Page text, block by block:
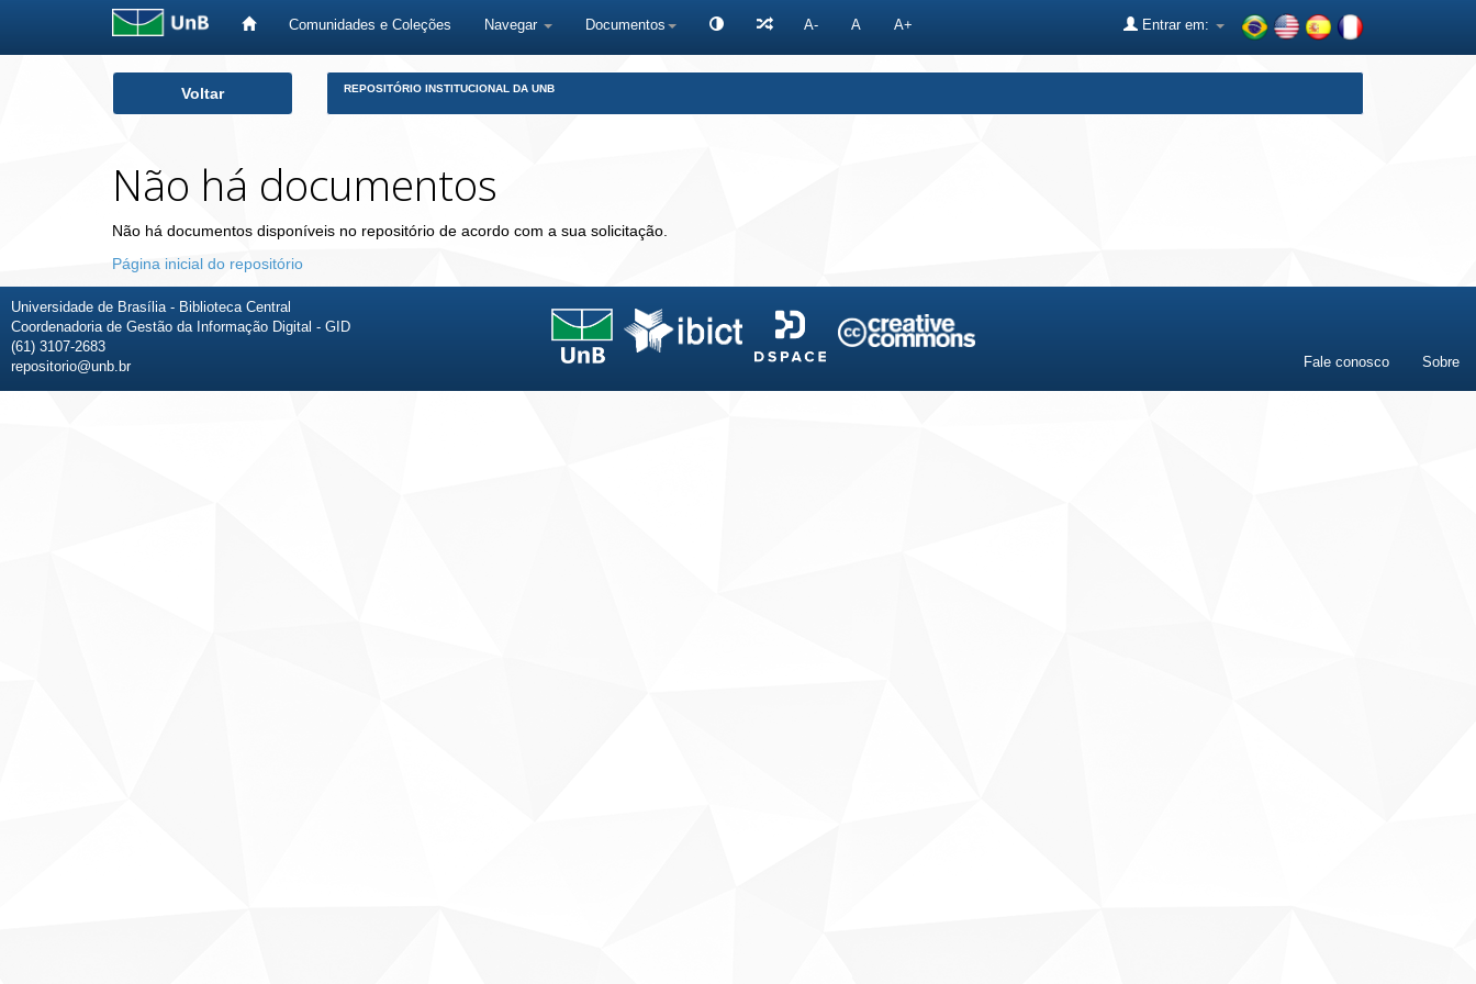
Comunidades e Coleções Navegar Documentos A- A A+ Entrar em:
Voltar REPOSITÓRIO INSTITUCIONAL DA UNB
Não há documentos
Não há documentos disponíveis no repositório de acordo com a sua solicitação.
Página inicial do repositório
Universidade de Brasília - Biblioteca Central
Coordenadoria de Gestão da Informação Digital - GID
(61) 3107-2683
repositorio@unb.br
Fale conosco Sobre